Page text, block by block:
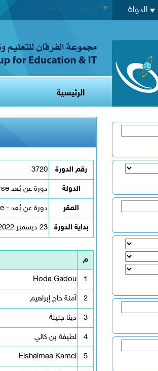
Select Language ▼ الدولة
الرئيسية
رقم الدورة 3720
الدولة دورة عن بُعد Online course
المقر دورة عن بُعد - Course Online
بداية الدورة 23 ديسمبر 2022 - 29 جمادى الأول 1444
م
1
Hoda Gadou
2 آمنة حاج إبراهيم
3 دينا جليلة
4 لطيفة بن كالي
5
Elshaimaa Kamel